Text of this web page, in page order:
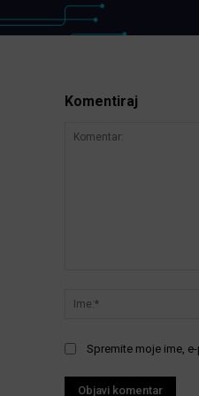
Komentiraj
Spremite moje ime,